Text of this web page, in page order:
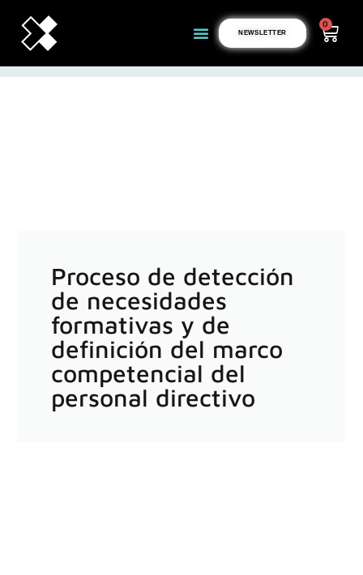
NEWSLETTER
0
Proceso de detección
de necesidades
formativas y de
definición del marco
competencial del
personal directivo